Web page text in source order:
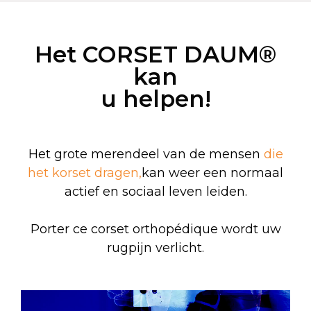
Het CORSET DAUM®
kan
u helpen!
Het grote merendeel van de mensen die
het korset dragen,kan weer een normaal
actief en sociaal leven leiden.
Porter ce corset orthopédique wordt uw
rugpijn verlicht.